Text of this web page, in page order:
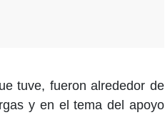
tuve, fueron alrededor de
y en el tema del apoyo